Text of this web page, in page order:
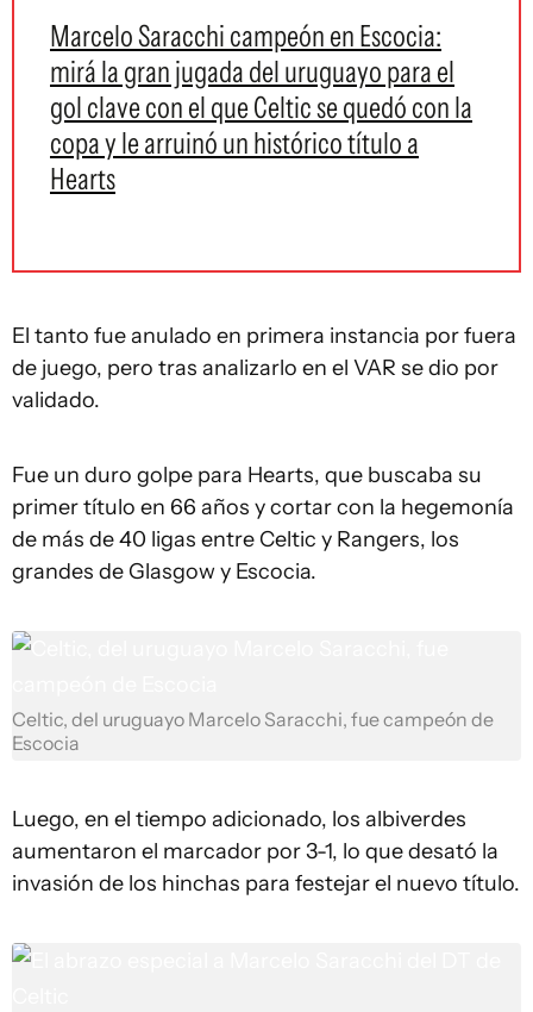
Marcelo Saracchi campeón en Escocia:
mirá la gran jugada del uruguayo para el
gol clave con el que Celtic se quedó con la
copa y le arruinó un histórico título a
Hearts
El tanto fue anulado en primera instancia por fuera
de juego, pero tras analizarlo en el VAR se dio por
validado.
Fue un duro golpe para Hearts, que buscaba su
primer título en 66 años y cortar con la hegemonía
de más de 40 ligas entre Celtic y Rangers, los
grandes de Glasgow y Escocia.
Celtic, del uruguayo Marcelo Saracchi, fue campeón de
Escocia
Luego, en el tiempo adicionado, los albiverdes
aumentaron el marcador por 3-1, lo que desató la
invasión de los hinchas para festejar el nuevo título.